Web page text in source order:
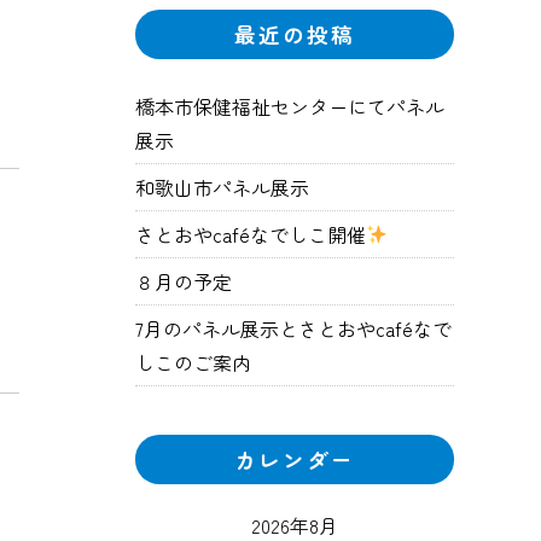
最近の投稿
橋本市保健福祉センターにてパネル
展示
和歌山市パネル展示
さとおやcaféなでしこ開催
８月の予定
7月のパネル展示とさとおやcaféなで
しこのご案内
カレンダー
2026年8月